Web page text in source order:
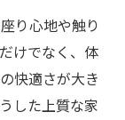
り心地や触り
けでなく、体
快適さが大き
した上質な家